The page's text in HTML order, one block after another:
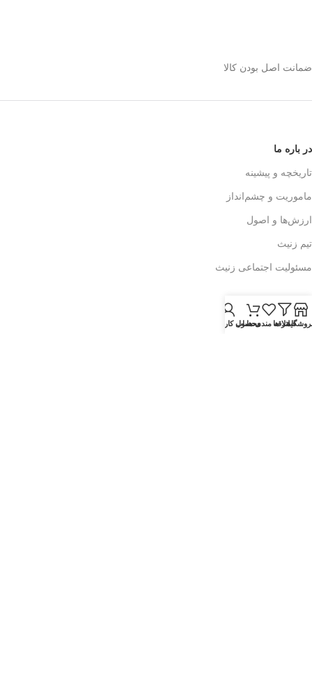
ضمانت اصل بودن کالا
در باره ما
تاریخچه و پیشینه
ماموریت و چشم‌انداز
ارزش‌ها و اصول
تیم زنیث
مسئولیت اجتماعی زنیث
تماس با ما
اطلاعات تماس
فیلتر ها
علاقه مندی ها
محصول
حساب کاربری من